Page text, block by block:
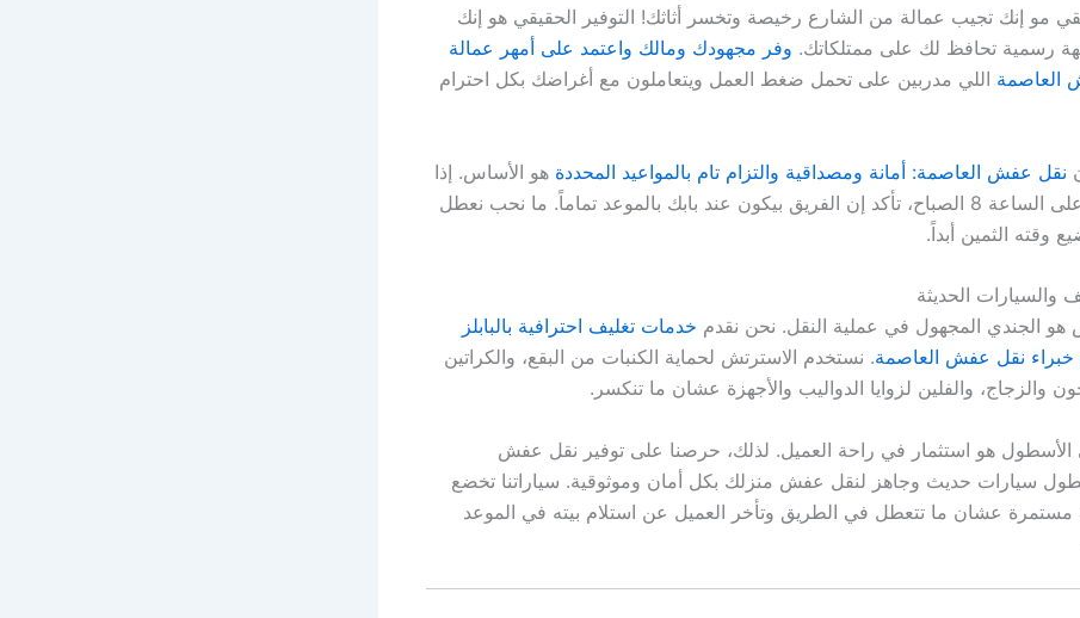
مو إنك تجيب عمالة من الشارع رخيصة وتخسر أثاثك! التوفير الحقيقي هو إنك
رسمية تحافظ لك على ممتلكاتك. وفر مجهودك ومالك واعتمد على أمهر عمالة
العاصمة اللي مدربين على تحمل ضغط العمل ويتعاملون مع أغراضك بكل احترام
نقل عفش العاصمة: أمانة ومصداقية والتزام تام بالمواعيد المحددة هو الأساس. إذا
اتفقنا معاك على الساعة 8 الصباح، تأكد إن الفريق بيكون عند بابك بالموعد تماماً. ما نحب نعطل
وقته الثمين أبداً.
والسيارات الحديثة
هو الجندي المجهول في عملية النقل. نحن نقدم خدمات تغليف احترافية بالبابلز
خبراء نقل عفش العاصمة. نستخدم الاسترتش لحماية الكنبات من البقع، والكراتين
والزجاج، والفلين لزوايا الدواليب والأجهزة عشان ما تنكسر.
الأسطول هو استثمار في راحة العميل. لذلك، حرصنا على توفير نقل عفش
سيارات حديث وجاهز لنقل عفش منزلك بكل أمان وموثوقية. سياراتنا تخضع
مستمرة عشان ما تتعطل في الطريق وتأخر العميل عن استلام بيته في الموعد